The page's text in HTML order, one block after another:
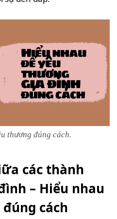
thương đúng cách.
các thành
– Hiểu nhau
cách